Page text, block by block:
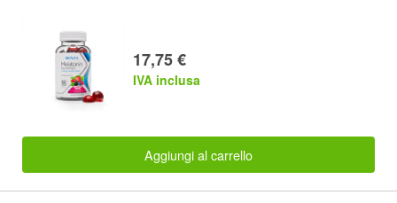
17,75 €
IVA inclusa
Aggiungi al carrello